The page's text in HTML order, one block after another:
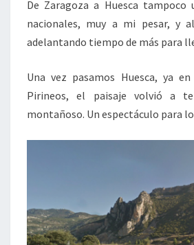
De Zaragoza a Huesca tampoco
nacionales, muy a mi pesar, y
adelantando tiempo de más para
Una vez pasamos Huesca, ya
Pirineos, el paisaje volvió a
montañoso. Un espectáculo para